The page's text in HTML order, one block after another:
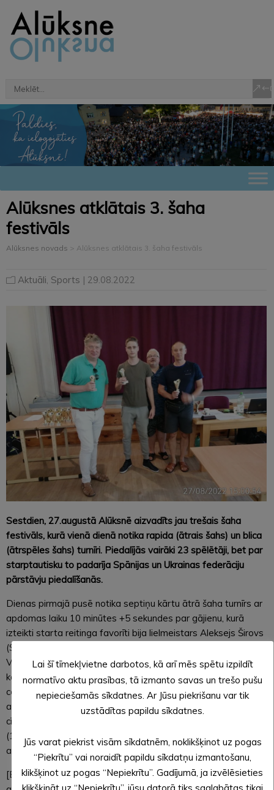
Alūksnes atklātais 3. šaha
festivāls
Alūksnes novads > Alūksnes atklātais 3. šaha festivāls
Aktuāli Sports | 29.08.2022
Sestdien, 27.augustā Alūksnē aizvadīts jau trešais šaha
festivāls, kurā vienā dienā notika rapida (ātrais šahs) un blica
(ātrspēles šahs) turnīri. Piedalījās vairāki 23 spēlētāji, bet par
starptautisku to padarīja Spānijas un Ukrainas federāciju
pārstāvju piedalīšanās.
Dienas pirmajā pusē notika septiņu kārtu ātrā šaha turnīrs ar
apdomas laiku 10 minūtes +5 sekundes par gājienu, kurā
izteikti starta reitinga favorīti bija lielmeistars Aleksejs Širovs
(Spānija, 2618 reitinga punkti) un starptautiskais meistars
Vladislavs Larkins (Ukraina, 2289 reitinga punkti). Līdz trešajai
kārtai viņi bija uzvarējuši visus savus pretiniekus, bet
ceturtajā cīnījās savā starpā. Partijā labākais bija Larkins, kas
arī kļuva par čempionu ar 6,5 punktiem. Piektajā kārtā viņš
cīnījās neizšķirti ar trešās vietas ieguvēju Aivaru Laizānu
(1927), bet pēdējās divas cīņas uzvarēja. Širovam otrā vieta
ar 6 punktiem, bet Laizānam trešā ar 5,5.
[Best_Wordpress_Gallery id=”193″ gal_title=”Alūksnes
Lai šī tīmekļvietne darbotos, kā arī mēs spētu izpildīt
normatīvo aktu prasības, tā izmanto savas un trešo pušu
nepieciešamās sīkdatnes. Ar Jūsu piekrišanu var tik
uzstādītas papildu sīkdatnes.
Jūs varat piekrist visām sīkdatnēm, noklikšķinot uz pogas
“Piekrītu” vai noraidīt papildu sīkdatņu izmantošanu,
klikšķinot uz pogas “Nepiekrītu”. Gadījumā, ja izvēlēsieties